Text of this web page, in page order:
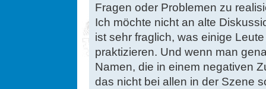
Fragen oder Problemen zu
Ich möchte nicht an alte
ist sehr fraglich, was einige
praktizieren. Und wenn man
Namen, die in einem negativen
das nicht bei allen in der Szene